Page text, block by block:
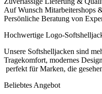
Auf Wunsch Mitarbeitershops
Persönliche Beratung von
Hochwertige Logo-
Unsere Softshelljacken sind
Tragekomfort, modernes
perfekt für Marken, die
Beliebtes Angebot